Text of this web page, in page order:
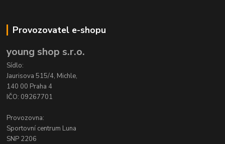
Provozovatel e-shopu
young shop s.r.o.
Sídlo:
Jaurisova 515/4, Michle,
140 00 Praha 4
IČO: 09267701
Provozovna:
Sportovní centrum Luna
SNP 2206